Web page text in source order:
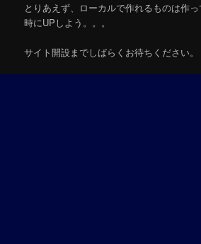
とりあえず、ローカルで作れるものは作
時にUPしよう。。。
サイト開設までしばらくお待ちください。